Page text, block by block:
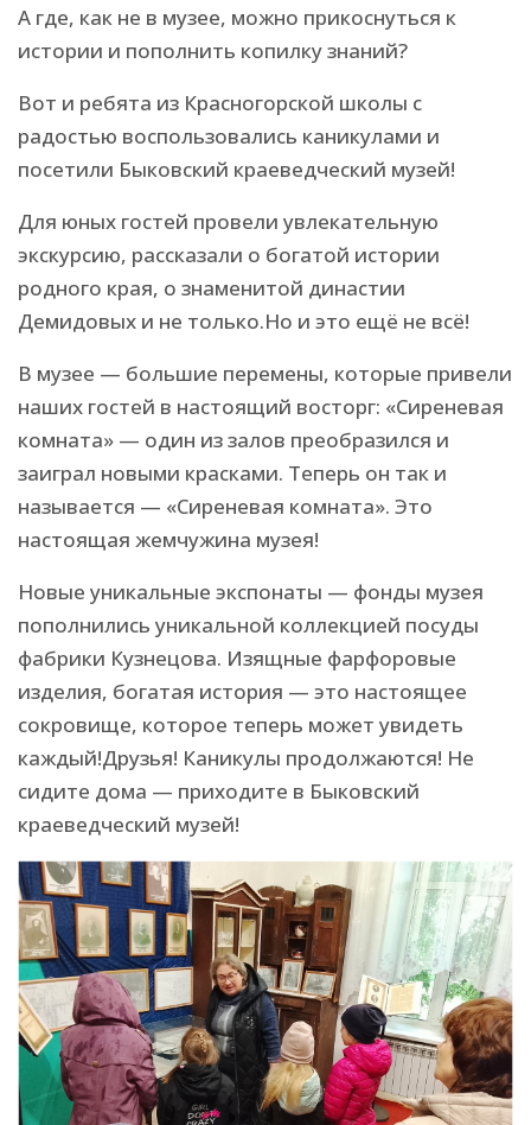
А где, как не в музее, можно прикоснуться к
истории и пополнить копилку знаний?
Вот и ребята из Красногорской школы с
радостью воспользовались каникулами и
посетили Быковский краеведческий музей!
Для юных гостей провели увлекательную
экскурсию, рассказали о богатой истории
родного края, о знаменитой династии
Демидовых и не только.Но и это ещё не всё!
В музее — большие перемены, которые привели
наших гостей в настоящий восторг: «Сиреневая
комната» — один из залов преобразился и
заиграл новыми красками. Теперь он так и
называется — «Сиреневая комната». Это
настоящая жемчужина музея!
Новые уникальные экспонаты — фонды музея
пополнились уникальной коллекцией посуды
фабрики Кузнецова. Изящные фарфоровые
изделия, богатая история — это настоящее
сокровище, которое теперь может увидеть
каждый!Друзья! Каникулы продолжаются! Не
сидите дома — приходите в Быковский
краеведческий музей!